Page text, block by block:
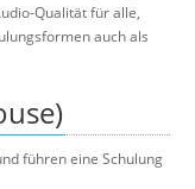
Qualität für alle,
auch als
führen eine Schulung